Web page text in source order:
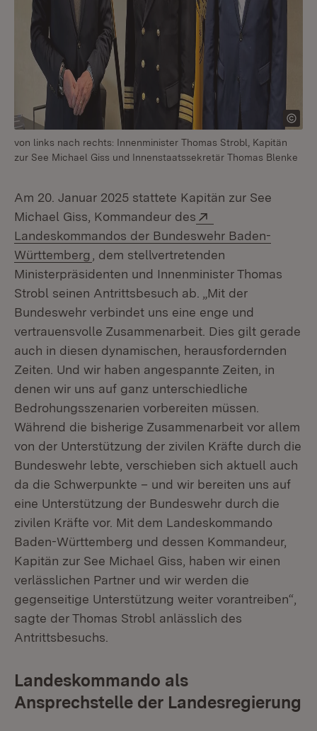
von links nach rechts: Innenminister Thomas Strobl, Kapitän
zur See Michael Giss und Innenstaatssekretär Thomas Blenke
Am 20. Januar 2025 stattete Kapitän zur See
Michael Giss, Kommandeur des
Landeskommandos der Bundeswehr Baden-
Württemberg (Öffnet in neuem Fenster)
, dem stellvertretenden
Ministerpräsidenten und Innenminister Thomas
Strobl seinen Antrittsbesuch ab. „Mit der
Bundeswehr verbindet uns eine enge und
vertrauensvolle Zusammenarbeit. Dies gilt gerade
auch in diesen dynamischen, herausfordernden
Zeiten. Und wir haben angespannte Zeiten, in
denen wir uns auf ganz unterschiedliche
Bedrohungsszenarien vorbereiten müssen.
Während die bisherige Zusammenarbeit vor allem
von der Unterstützung der zivilen Kräfte durch die
Bundeswehr lebte, verschieben sich aktuell auch
da die Schwerpunkte – und wir bereiten uns auf
eine Unterstützung der Bundeswehr durch die
zivilen Kräfte vor. Mit dem Landeskommando
Baden-Württemberg und dessen Kommandeur,
Kapitän zur See Michael Giss, haben wir einen
verlässlichen Partner und wir werden die
gegenseitige Unterstützung weiter vorantreiben“,
sagte der Thomas Strobl anlässlich des
Antrittsbesuchs.
Landeskommando als
Ansprechstelle der Landesregierung